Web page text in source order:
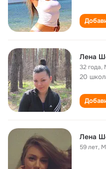
Лена
32 года,
20
Лена
59 лет,